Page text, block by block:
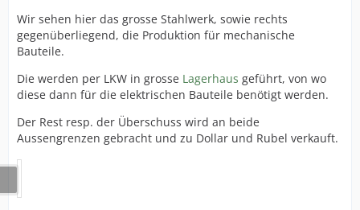
Wir sehen hier das grosse Stahlwerk, sowie rechts
gegenüberliegend, die Produktion für mechanische
Bauteile.
Die werden per LKW in grosse Lagerhaus geführt, von wo
diese dann für die elektrischen Bauteile benötigt werden.
Der Rest resp. der Überschuss wird an beide
Aussengrenzen gebracht und zu Dollar und Rubel verkauft.